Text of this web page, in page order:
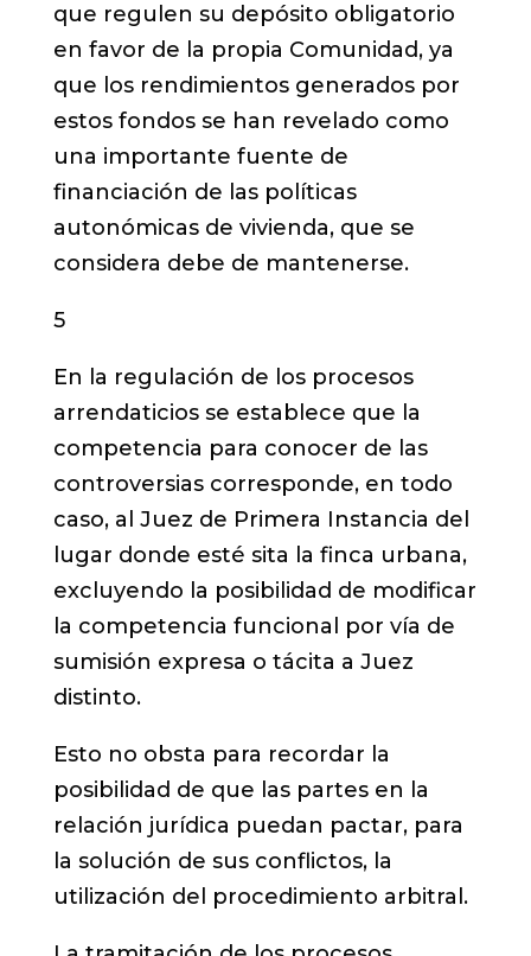
que regulen su depósito obligatorio
en favor de la propia Comunidad, ya
que los rendimientos generados por
estos fondos se han revelado como
una importante fuente de
financiación de las políticas
autonómicas de vivienda, que se
considera debe de mantenerse.
5
En la regulación de los procesos
arrendaticios se establece que la
competencia para conocer de las
controversias corresponde, en todo
caso, al Juez de Primera Instancia del
lugar donde esté sita la finca urbana,
excluyendo la posibilidad de modificar
la competencia funcional por vía de
sumisión expresa o tácita a Juez
distinto.
Esto no obsta para recordar la
posibilidad de que las partes en la
relación jurídica puedan pactar, para
la solución de sus conflictos, la
utilización del procedimiento arbitral.